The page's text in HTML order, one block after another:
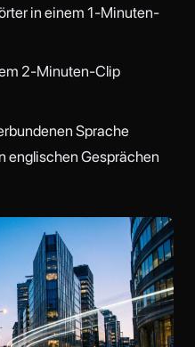
in einem 1-Minuten-
2-Minuten-Clip
Sprache
englischen Gesprächen